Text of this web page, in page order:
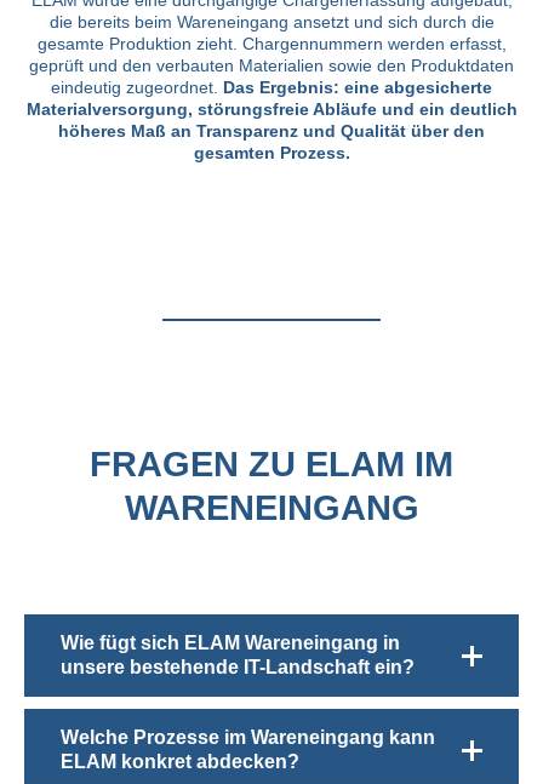
die bereits beim Wareneingang ansetzt und sich durch die
gesamte Produktion zieht. Chargennummern werden erfasst,
geprüft und den verbauten Materialien sowie den Produktdaten
eindeutig zugeordnet. Das Ergebnis: eine abgesicherte
Materialversorgung, störungsfreie Abläufe und ein deutlich
höheres Maß an Transparenz und Qualität über den
gesamten Prozess.
FRAGEN ZU ELAM IM
WARENEINGANG
Wie fügt sich ELAM Wareneingang in
unsere bestehende IT-Landschaft ein?
Welche Prozesse im Wareneingang kann
ELAM konkret abdecken?